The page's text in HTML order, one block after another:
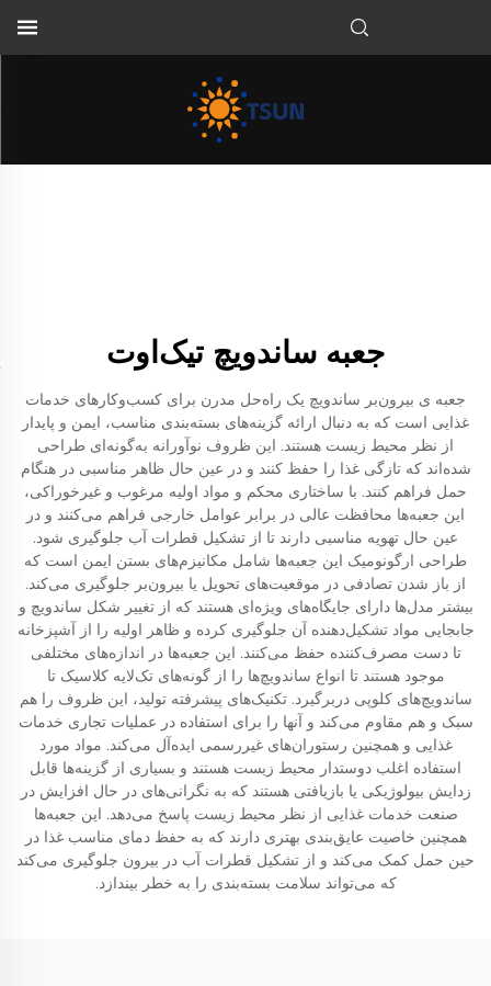
جعبه ساندویچ تیک‌اوت
جعبه ی بیرون‌بر ساندویچ یک راه‌حل مدرن برای کسب‌وکارهای خدمات
غذایی است که به دنبال ارائه گزینه‌های بسته‌بندی مناسب، ایمن و پایدار
از نظر محیط زیست هستند. این ظروف نوآورانه به‌گونه‌ای طراحی
شده‌اند که تازگی غذا را حفظ کنند و در عین حال ظاهر مناسبی در هنگام
حمل فراهم کنند. با ساختاری محکم و مواد اولیه مرغوب و غیرخوراکی،
این جعبه‌ها محافظت عالی در برابر عوامل خارجی فراهم می‌کنند و در
عین حال تهویه مناسبی دارند تا از تشکیل قطرات آب جلوگیری شود.
طراحی ارگونومیک این جعبه‌ها شامل مکانیزم‌های بستن ایمن است که
از باز شدن تصادفی در موقعیت‌های تحویل یا بیرون‌بر جلوگیری می‌کند.
بیشتر مدل‌ها دارای جایگاه‌های ویژه‌ای هستند که از تغییر شکل ساندویچ و
جابجایی مواد تشکیل‌دهنده آن جلوگیری کرده و ظاهر اولیه را از آشپزخانه
تا دست مصرف‌کننده حفظ می‌کنند. این جعبه‌ها در اندازه‌های مختلفی
موجود هستند تا انواع ساندویچ‌ها را از گونه‌های تک‌لایه کلاسیک تا
ساندویچ‌های کلوپی دربرگیرد. تکنیک‌های پیشرفته تولید، این ظروف را هم
سبک و هم مقاوم می‌کند و آنها را برای استفاده در عملیات تجاری خدمات
غذایی و همچنین رستوران‌های غیررسمی ایده‌آل می‌کند. مواد مورد
استفاده اغلب دوستدار محیط زیست هستند و بسیاری از گزینه‌ها قابل
زدایش بیولوژیکی یا بازیافتی هستند که به نگرانی‌های در حال افزایش در
صنعت خدمات غذایی از نظر محیط زیست پاسخ می‌دهد. این جعبه‌ها
همچنین خاصیت عایق‌بندی بهتری دارند که به حفظ دمای مناسب غذا در
حین حمل کمک می‌کند و از تشکیل قطرات آب در بیرون جلوگیری می‌کند
که می‌تواند سلامت بسته‌بندی را به خطر بیندازد.